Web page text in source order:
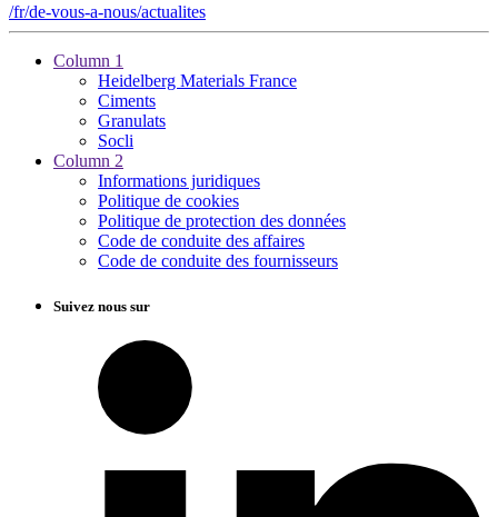
/fr/de-vous-a-nous/actualites
Column 1
Heidelberg Materials France
Ciments
Granulats
Socli
Column 2
Informations juridiques
Politique de cookies
Politique de protection des données
Code de conduite des affaires
Code de conduite des fournisseurs
Suivez nous sur